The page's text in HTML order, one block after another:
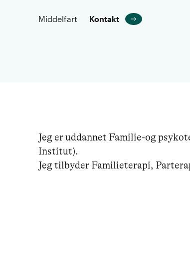
Middelfart Kontakt
Jeg er uddannet Familie-og
Institut).
Jeg tilbyder Familieterapi,